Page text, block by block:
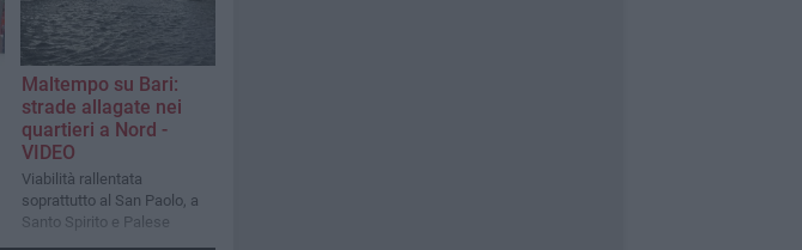
Maltempo su Bari:
strade allagate nei
quartieri a Nord -
VIDEO
Viabilità rallentata
soprattutto al San Paolo, a
Santo Spirito e Palese